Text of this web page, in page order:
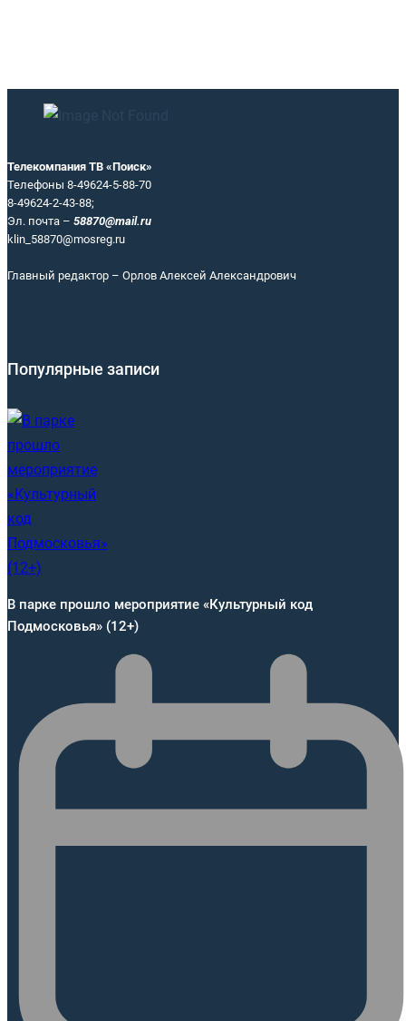
Телекомпания ТВ «Поиск»
Телефоны 8-49624-5-88-70
8-49624-2-43-88;
Эл. почта – 58870@mail.ru
klin_58870@mosreg.ru
Главный редактор – Орлов Алексей Александрович
Популярные записи
В парке прошло мероприятие «Культурный код
Подмосковья» (12+)